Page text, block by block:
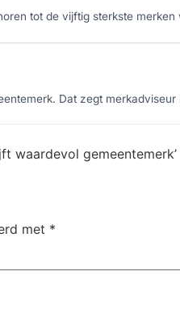
tot de vijftig sterkste
Dat zegt
waardevol gemeentemerk’
met *